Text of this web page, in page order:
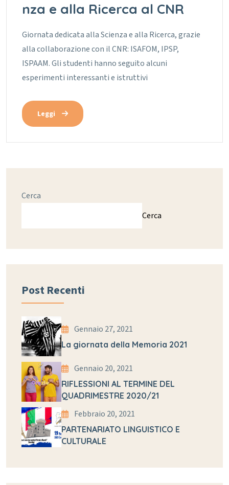
nza e alla Ricerca al CNR
Giornata dedicata alla Scienza e alla Ricerca, grazie
alla collaborazione con il CNR: ISAFOM, IPSP,
ISPAAM. Gli studenti hanno seguito alcuni
esperimenti interessanti e istruttivi
Leggi
Cerca
Cerca
Post Recenti
Gennaio 27, 2021
La giornata della Memoria 2021
Gennaio 20, 2021
RIFLESSIONI AL TERMINE DEL
QUADRIMESTRE 2020/21
Febbraio 20, 2021
PARTENARIATO LINGUISTICO E
CULTURALE